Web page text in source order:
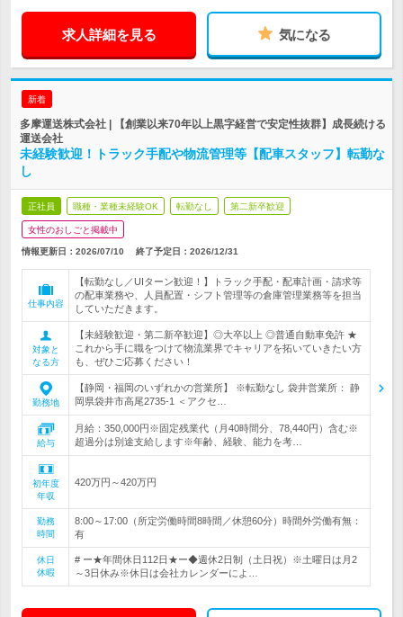
求人詳細を見る 気になる
新着
多摩運送株式会社 | 【創業以来70年以上黒字経営で安定性抜群】成長続ける
運送会社
未経験歓迎！トラック手配や物流管理等【配車スタッフ】転勤な
し
正社員 職種・業種未経験OK 転勤なし 第二新卒歓迎
女性のおしごと掲載中
情報更新日：2026/07/10 終了予定日： 2026/12/31
仕事内容
【転勤なし／UIターン歓迎！】トラック手配・配車計画・請求等
の配車業務や、人員配置・シフト管理等の倉庫管理業務等を担当
していただきます。
対象と
なる方
【未経験歓迎・第二新卒歓迎】◎大卒以上 ◎普通自動車免許 ★
これから手に職をつけて物流業界でキャリアを拓いていきたい方
も、ぜひご応募ください！
勤務地
【静岡・福岡のいずれかの営業所】 ※転勤なし 袋井営業所： 静
岡県袋井市高尾2735-1 ＜アクセ…
給与
月給：350,000円※固定残業代（月40時間分、78,440円）含む※
超過分は別途支給します※年齢、経験、能力を考…
初年度
年収
420万円～420万円
勤務
時間
8:00～17:00（所定労働時間8時間／休憩60分）時間外労働有無：
有
休日
休暇
# ー★年間休日112日★ー◆週休2日制（土日祝）※土曜日は月2
～3日休み※休日は会社カレンダーによ…